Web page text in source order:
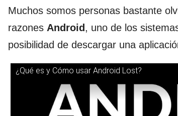
Muchos somos personas bastante
razones Android , uno de los
posibilidad de descargar una
¿Qué es y Cómo usar Android Lost?